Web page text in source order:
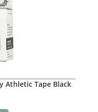
Athletic Tape Black